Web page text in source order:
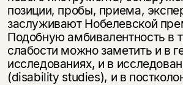
позиции, пробы, приема,
заслуживают Нобелевской
Подобную амбивалентность в
слабости можно заметить и в
исследованиях, и в
(disability studies), и в